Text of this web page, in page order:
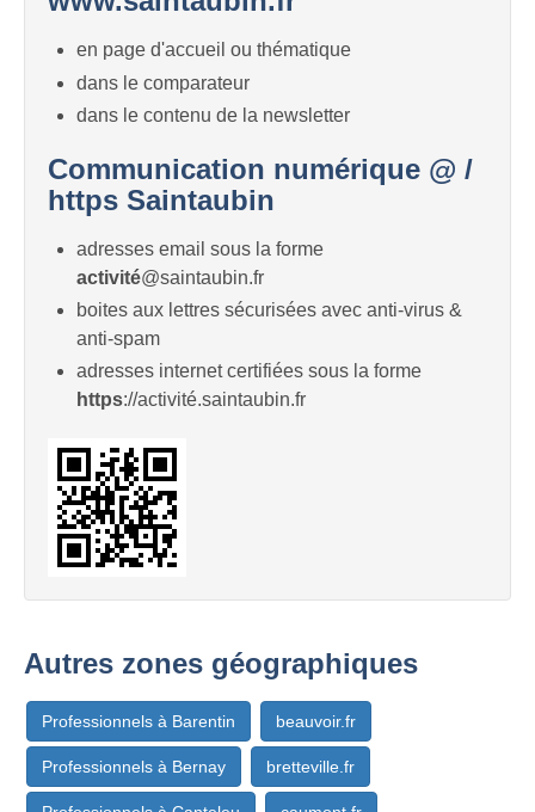
en page d'accueil ou thématique
dans le comparateur
dans le contenu de la newsletter
Communication numérique @ /
https Saintaubin
adresses email sous la forme
activité@saintaubin.fr
boites aux lettres sécurisées avec anti-virus &
anti-spam
adresses internet certifiées sous la forme
https://activité.saintaubin.fr
Autres zones géographiques
Professionnels à Barentin beauvoir.fr
Professionnels à Bernay bretteville.fr